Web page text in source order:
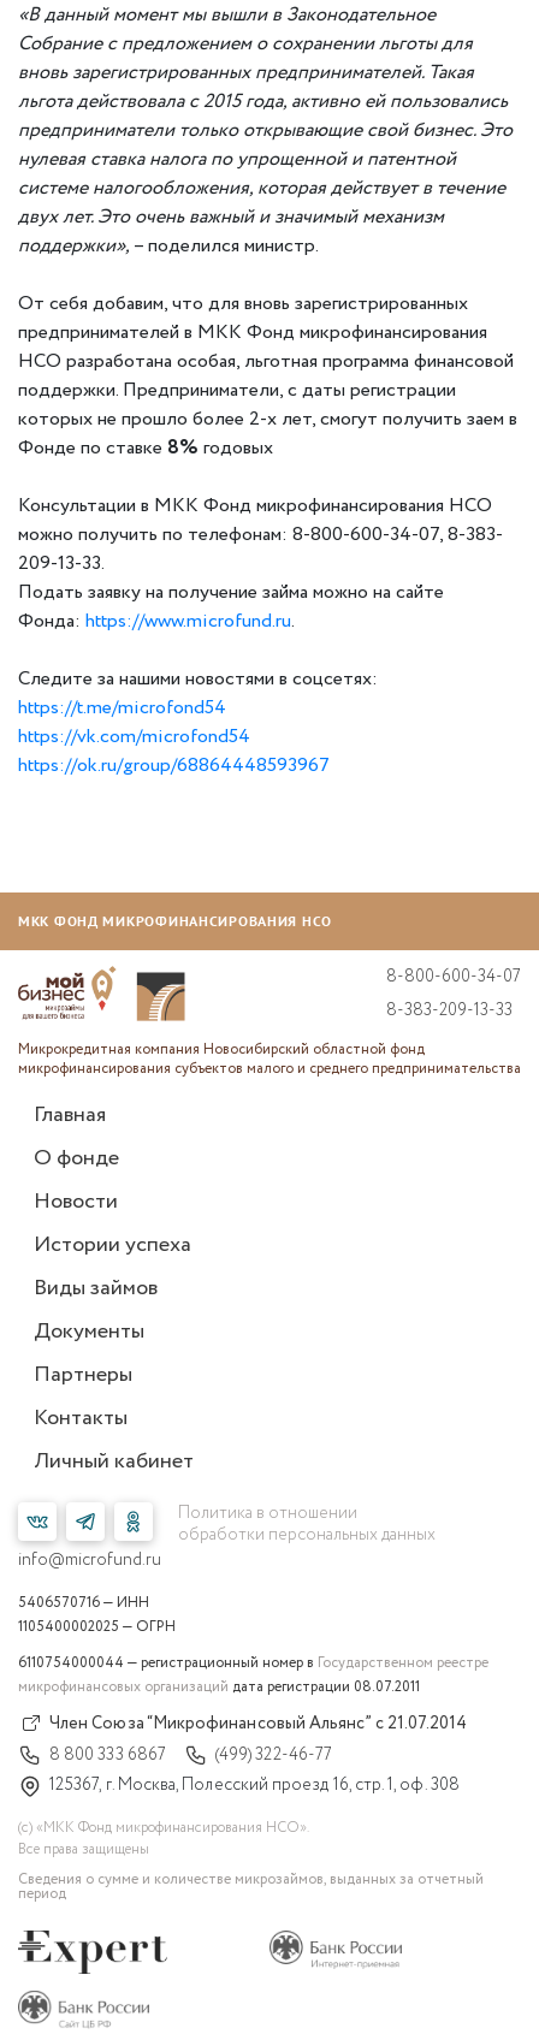
«В данный момент мы вышли в Законодательное
Собрание с предложением о сохранении льготы для
вновь зарегистрированных предпринимателей. Такая
льгота действовала с 2015 года, активно ей пользовались
предприниматели только открывающие свой бизнес. Это
нулевая ставка налога по упрощенной и патентной
системе налогообложения, которая действует в течение
двух лет. Это очень важный и значимый механизм
поддержки», – поделился министр.
От себя добавим, что для вновь зарегистрированных
предпринимателей в МКК Фонд микрофинансирования
НСО разработана особая, льготная программа финансовой
поддержки. Предприниматели, с даты регистрации
которых не прошло более 2-х лет, смогут получить заем в
Фонде по ставке 8% годовых
Консультации в МКК Фонд микрофинансирования НСО
можно получить по телефонам: 8-800-600-34-07, 8-383-
209-13-33.
Подать заявку на получение займа можно на сайте
Фонда: https://www.microfund.ru.
Следите за нашими новостями в соцсетях:
https://t.me/microfond54
https://vk.com/microfond54
https://ok.ru/group/68864448593967
МКК ФОНД МИКРОФИНАНСИРОВАНИЯ НСО
8-800-600-34-07
8-383-209-13-33
Микрокредитная компания Новосибирский областной фонд
микрофинансирования субъектов малого и среднего предпринимательства
Главная
О фонде
Новости
Истории успеха
Виды займов
Документы
Партнеры
Контакты
Личный кабинет
info@microfund.ru
Политика в отношении
обработки персональных данных
5406570716 — ИНН
1105400002025 — ОГРН
6110754000044 — регистрационный номер в Государственном реестре
микрофинансовых организаций дата регистрации 08.07.2011
Член Союза “Микрофинансовый Альянс” с 21.07.2014
8 800 333 6867
(499) 322-46-77
125367, г. Москва, Полесский проезд 16, стр. 1, оф. 308
(с) «МКК Фонд микрофинансирования НСО».
Все права защищены
Сведения о сумме и количестве микрозаймов, выданных за отчетный
период